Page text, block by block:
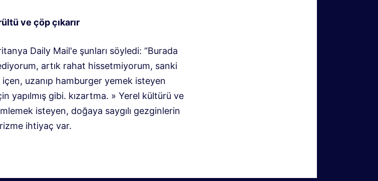
ve çöp çıkarır
Daily Mail'e şunları söyledi: “Burada
artık rahat hissetmiyorum, sanki
uzanıp hamburger yemek isteyen
yapılmış gibi. kızartma. » Yerel kültürü ve
isteyen, doğaya saygılı gezginlerin
ihtiyaç var.